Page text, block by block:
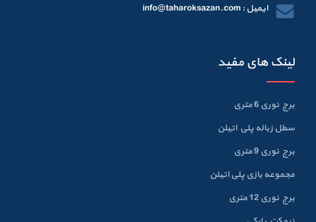
ایمیل : info@taharoksazan.com
لینک های مفید
برج نوری 6 متری
سطل زباله پلي اتيلن
برج نوری 9 متری
مجموعه بازی پلی اتیلن
برج نوری 12 متری